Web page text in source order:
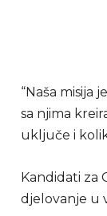
“Naša misija
sa njima
uključe i
Kandidati za
djelovanje u